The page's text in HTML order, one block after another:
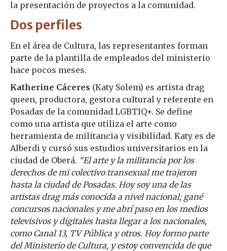
la presentación de proyectos a la comunidad.
Dos perfiles
En el área de Cultura, las representantes forman
parte de la plantilla de empleados del ministerio
hace pocos meses.
Katherine Cáceres (Katy Solem) es artista drag
queen, productora, gestora cultural y referente en
Posadas de la comunidad LGBTIQ+. Se define
como una artista que utiliza el arte como
herramienta de militancia y visibilidad. Katy es de
Alberdi y cursó sus estudios universitarios en la
ciudad de Oberá. “El arte y la militancia por los
derechos de mi colectivo transexual me trajeron
hasta la ciudad de Posadas. Hoy soy una de las
artistas drag más conocida a nivel nacional; gané
concursos nacionales y me abrí paso en los medios
televisivos y digitales hasta llegar a los nacionales,
como Canal 13, TV Pública y otros. Hoy formo parte
del Ministerio de Cultura, y estoy convencida de que